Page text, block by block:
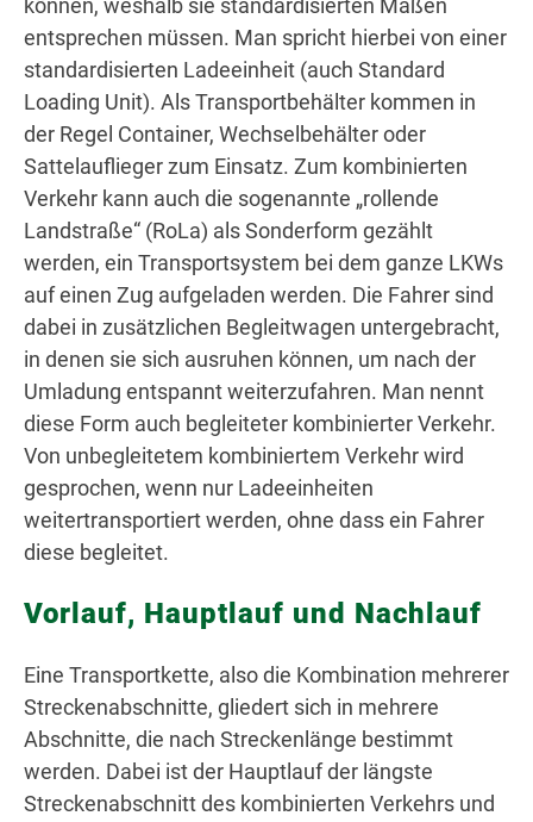
können, weshalb sie standardisierten Maßen
entsprechen müssen. Man spricht hierbei von einer
standardisierten Ladeeinheit (auch Standard
Loading Unit). Als Transportbehälter kommen in
der Regel Container, Wechselbehälter oder
Sattelauflieger zum Einsatz. Zum kombinierten
Verkehr kann auch die sogenannte „rollende
Landstraße“ (RoLa) als Sonderform gezählt
werden, ein Transportsystem bei dem ganze LKWs
auf einen Zug aufgeladen werden. Die Fahrer sind
dabei in zusätzlichen Begleitwagen untergebracht,
in denen sie sich ausruhen können, um nach der
Umladung entspannt weiterzufahren. Man nennt
diese Form auch begleiteter kombinierter Verkehr.
Von unbegleitetem kombiniertem Verkehr wird
gesprochen, wenn nur Ladeeinheiten
weitertransportiert werden, ohne dass ein Fahrer
diese begleitet.
Vorlauf, Hauptlauf und Nachlauf
Eine Transportkette, also die Kombination mehrerer
Streckenabschnitte, gliedert sich in mehrere
Abschnitte, die nach Streckenlänge bestimmt
werden. Dabei ist der Hauptlauf der längste
Streckenabschnitt des kombinierten Verkehrs und